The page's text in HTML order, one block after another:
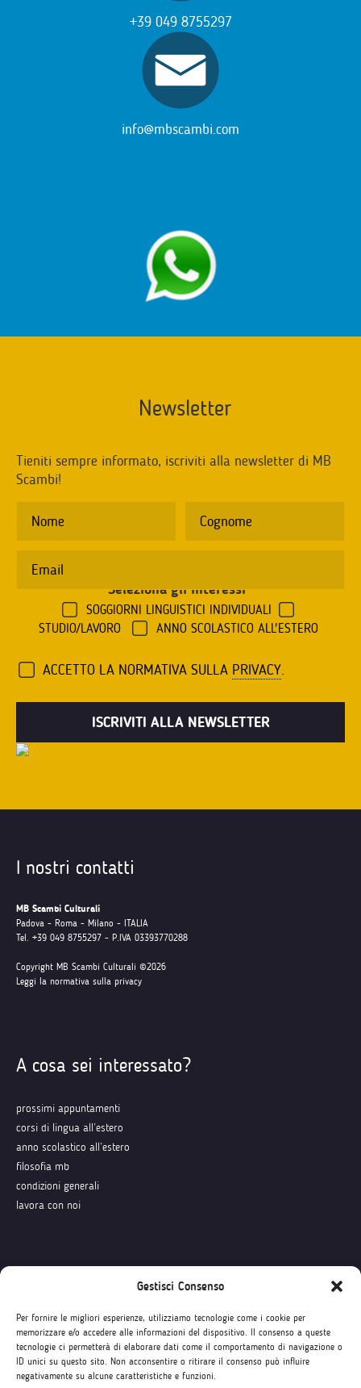
Gestisci Consenso
Per fornire le migliori esperienze, utilizziamo tecnologie come i cookie per
memorizzare e/o accedere alle informazioni del dispositivo. Il consenso a queste
tecnologie ci permetterà di elaborare dati come il comportamento di navigazione o
ID unici su questo sito. Non acconsentire o ritirare il consenso può influire
negativamente su alcune caratteristiche e funzioni.
+39 049 8755297
info@mbscambi.com
Newsletter
Tieniti sempre informato, iscriviti alla newsletter di MB
Scambi!
Seleziona gli interessi
SOGGIORNI LINGUISTICI INDIVIDUALI
STUDIO/LAVORO
ANNO SCOLASTICO ALL'ESTERO
ACCETTO LA NORMATIVA SULLA PRIVACY.
I nostri contatti
MB Scambi Culturali
Padova - Roma - Milano - ITALIA
Tel. +39 049 8755297 - P.IVA 03393770288
Copyright MB Scambi Culturali ©2026
Leggi la normativa sulla privacy
A cosa sei interessato?
prossimi appuntamenti
corsi di lingua all’estero
anno scolastico all’estero
filosofia mb
condizioni generali
lavora con noi